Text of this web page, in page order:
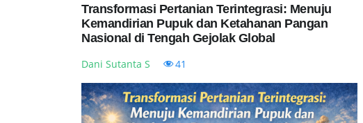
Transformasi Pertanian Terintegrasi: Menuju
Kemandirian Pupuk dan Ketahanan Pangan
Nasional di Tengah Gejolak Global
Dani Sutanta S 41